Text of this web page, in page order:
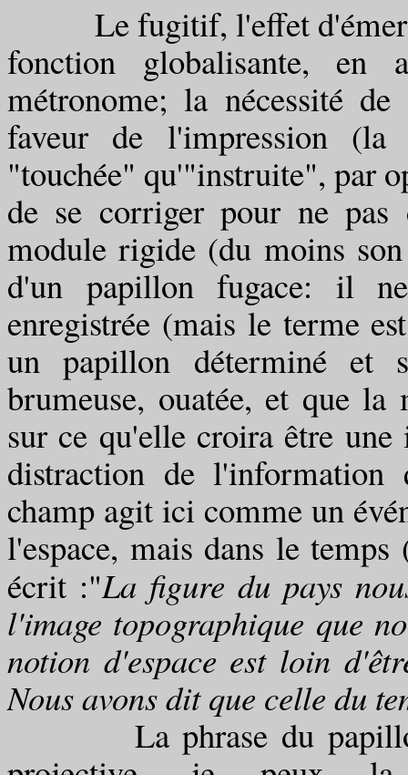
Le fugitif, l'effet
fonction globalisante, en
métronome; la nécessité
faveur de l'impression
"touchée" qu'"instruite", par
de se corriger pour ne
module rigide (du moins
d'un papillon fugace: il
enregistrée (mais le terme
un papillon déterminé et
brumeuse, ouatée, et que
sur ce qu'elle croira être
distraction de l'information
champ agit ici comme un
l'espace, mais dans le
écrit :"La figure du pays
l'image topographique que
notion d'espace est loin
Nous avons dit que celle du
La phrase du papillon,